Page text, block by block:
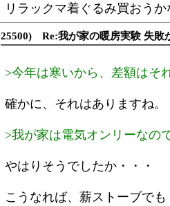
リラックマ着ぐるみ買おう
25500) Re:我が家の暖房実験 失敗
>今年は寒いから、差額はそ
確かに、それはありますね。
>我が家は電気オンリーなの
やはりそうでしたか・・・
こうなれば、薪ストーブで